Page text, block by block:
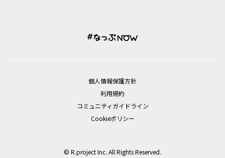
個⼈情報保護⽅針
利用規約
コミュニティガイドライン
Cookieポリシー
© R.project Inc. All Rights Reserved.